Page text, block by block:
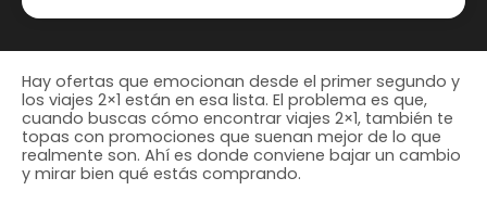
Hay ofertas que emocionan desde el primer segundo y
los viajes 2×1 están en esa lista. El problema es que,
cuando buscas cómo encontrar viajes 2×1, también te
topas con promociones que suenan mejor de lo que
realmente son. Ahí es donde conviene bajar un cambio
y mirar bien qué estás comprando.